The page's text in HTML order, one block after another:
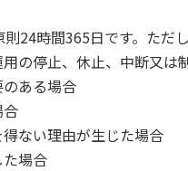
24時間365日です。ただ
の停止、休止、中断又は
ある場合
ない理由が生じた場合
場合